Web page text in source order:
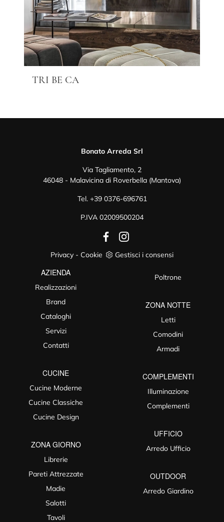
TRI BE CA
Bonato Arreda Srl
Via Tagliamento, 2
46048 - Malavicina di Roverbella (Mantova)
Tel. +39 0376-696761
P.IVA 02009500204
Privacy - Cookie Gestisci i consensi
AZIENDA
Realizzazioni
Brand
Cataloghi
Servizi
Contatti
CUCINE
Cucine Moderne
Cucine Classiche
Cucine Design
ZONA GIORNO
Librerie
Pareti Attrezzate
Madie
Salotti
Tavoli
Poltrone
ZONA NOTTE
Letti
Comodini
Armadi
COMPLEMENTI
Illuminazione
Complementi
UFFICIO
Arredo Ufficio
OUTDOOR
Arredo Giardino